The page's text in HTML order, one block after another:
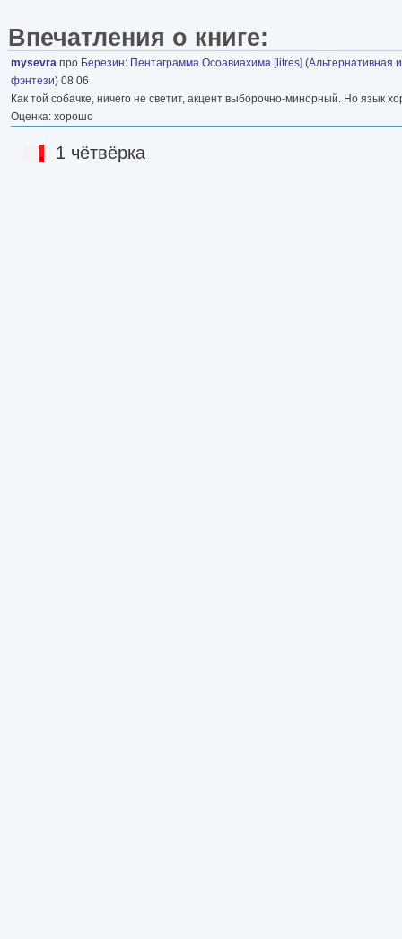
Впечатления о книге:
mysevra про Березин: Пентаграмма Осоавиахима [litres] (Альтернативная
фэнтези) 08 06
Как той собачке, ничего не светит, акцент выборочно-минорный. Но язык
Оценка: хорошо
1 чётвёрка